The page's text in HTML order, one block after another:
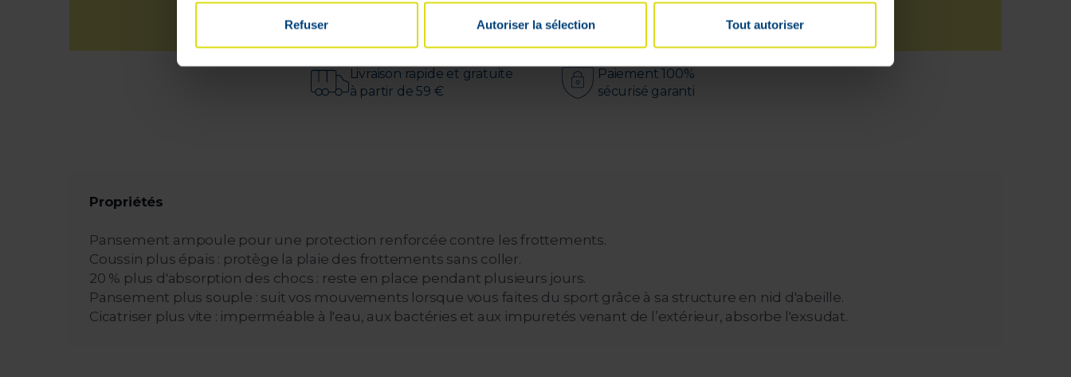
Refuser Autoriser la sélection Tout autoriser
Livrable en24h
Livraison rapide et gratuite
à partir de 59 €
Paiement 100%
sécurisé garanti
Propriétés
Pansement ampoule pour une protection renforcée contre les frottements.
Coussin plus épais : protège la plaie des frottements sans coller.
20 % plus d'absorption des chocs : reste en place pendant plusieurs jours.
Pansement plus souple : suit vos mouvements lorsque vous faites du sport grâce à sa structure en nid d'abeille.
Cicatriser plus vite : imperméable à l'eau, aux bactéries et aux impuretés venant de l’extérieur, absorbe l'exsudat.